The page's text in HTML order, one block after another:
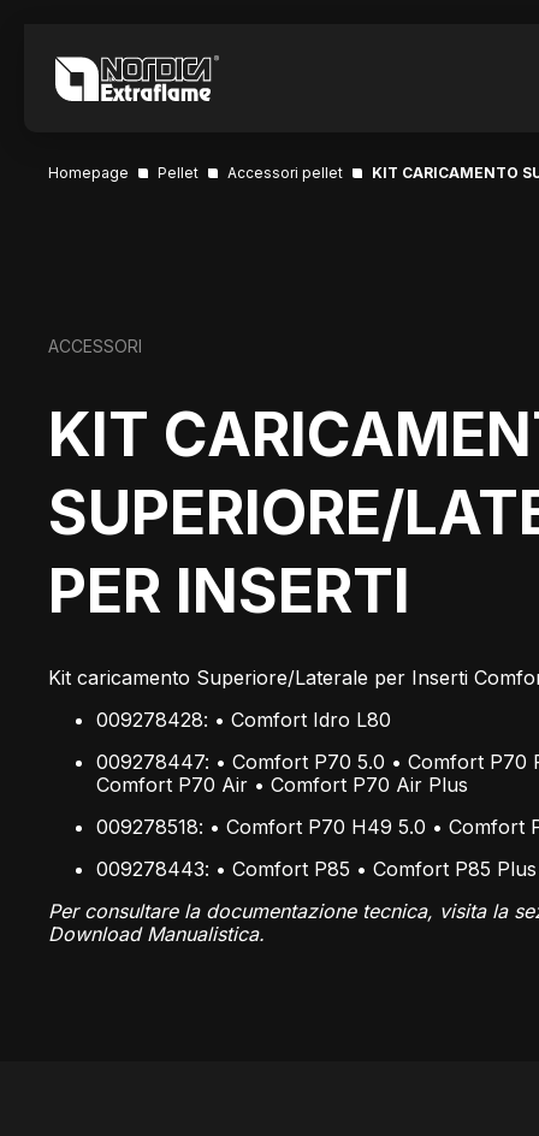
Homepage Pellet Accessori pellet KIT CARICAMENTO
ACCESSORI
KIT
SUPERIORE/
PER INSERTI
Kit caricamento Superiore/Laterale per Inserti
009278428: • Comfort Idro L80
009278447: • Comfort P70 5.0 • Comfort P70
Comfort P70 Air • Comfort P70 Air Plus
009278518: • Comfort P70 H49 5.0 • Comfort
009278443: • Comfort P85 • Comfort P85 Plus
Per consultare la documentazione tecnica, visita la
Download Manualistica.